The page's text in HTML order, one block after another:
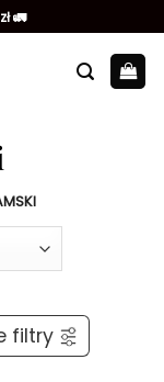
🚛
filtry